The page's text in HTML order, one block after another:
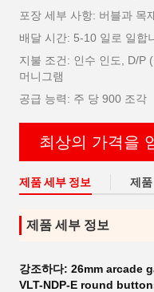
포장 세부 사항: 버블과 목
배달 시간: 5-10 일로 일합
지불 조건: 인수 인도, D/P
머니그램
공급 능력: 주 당 900 조각
최상의 가격을
제품 세부 정보 제품
제품 세부 정보
강조하다: 26mm arcade
VLT-NDP-E round